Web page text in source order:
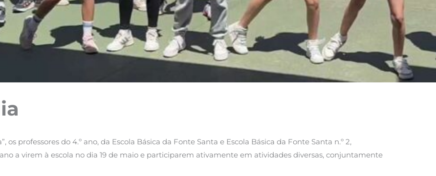
professores do 4.º ano, da Escola Básica da Fonte Santa e Escola Básica da Fonte Santa n.º 2,
a virem à escola no dia 19 de maio e participarem ativamente em atividades diversas, conjuntamente